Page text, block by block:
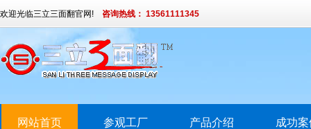
欢迎光临三立三面翻官网! 咨询热线： 13561111345
网站首页 参观工厂 产品介绍 成功